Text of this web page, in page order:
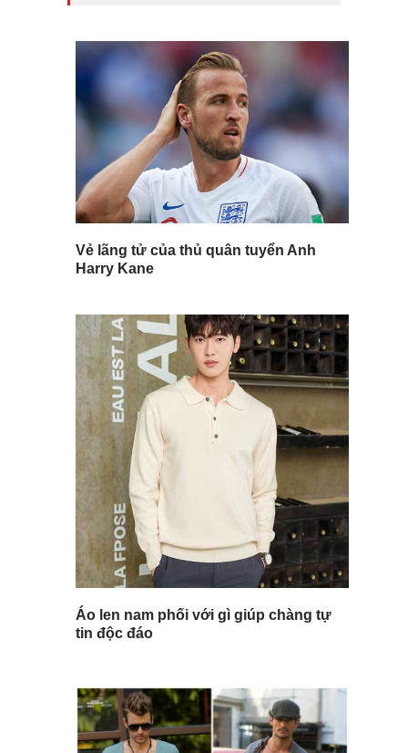
Vẻ lãng tử của thủ quân tuyển Anh
Harry Kane
Áo len nam phối với gì giúp chàng tự
tin độc đáo